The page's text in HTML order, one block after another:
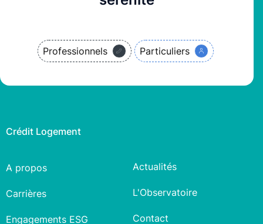
Professionnels Particuliers
Crédit Logement
A propos
Carrières
Engagements ESG
Actualités
L'Observatoire
Contact